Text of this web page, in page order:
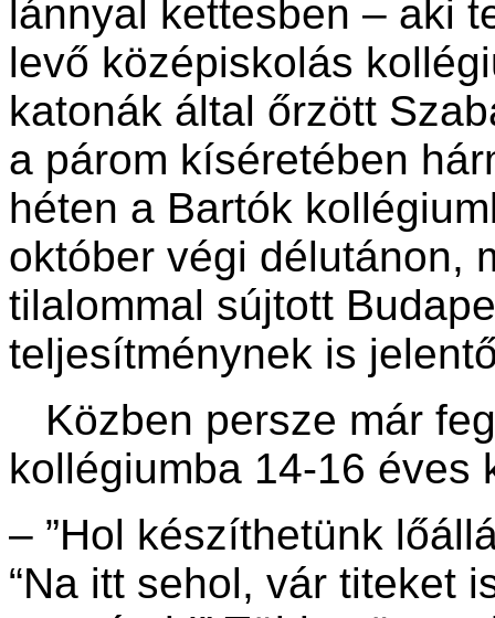
lánnyal kettesben – aki
levő középiskolás
katonák által őrzött
a párom kíséretében
héten a Bartók
október végi délutánon,
tilalommal sújtott
teljesítménynek is
Közben persze már
kollégiumba 14-16 éves
– ”Hol készíthetünk
“Na itt sehol, vár titeket